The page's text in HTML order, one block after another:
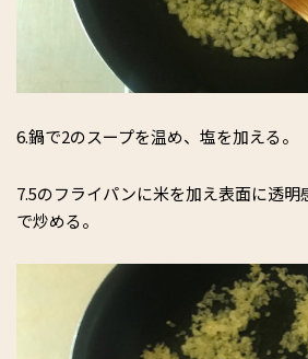
6.鍋で2のスープを温め、塩を加える。
7.5のフライパンに米を加え表面に透明
で炒める。